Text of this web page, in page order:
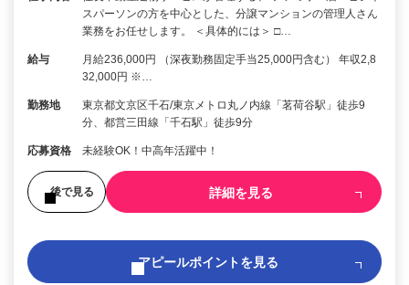
スパーソンの方を中心とした、分譲マンションの管理人さん
業務をお任せします。 ＜具体的には＞ □…
給与
月給236,000円 （深夜勤務固定手当25,000円含む） 年収2,8
32,000円 ※…
勤務地
東京都文京区千石/東京メトロ丸ノ内線「茗荷谷駅」徒歩9
分、都営三田線「千石駅」徒歩9分
応募資格 未経験OK！中高年活躍中！
後で見る 詳細を見る
アピールポイントを見る